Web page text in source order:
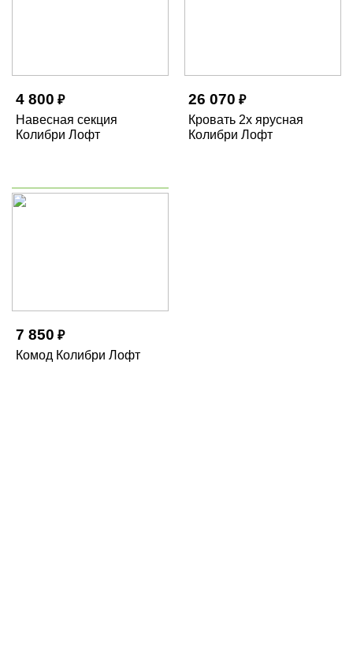
4 800 ₽
Навесная секция
Колибри Лофт
26 070 ₽
Кровать 2х ярусная
Колибри Лофт
7 850 ₽
Комод Колибри Лофт